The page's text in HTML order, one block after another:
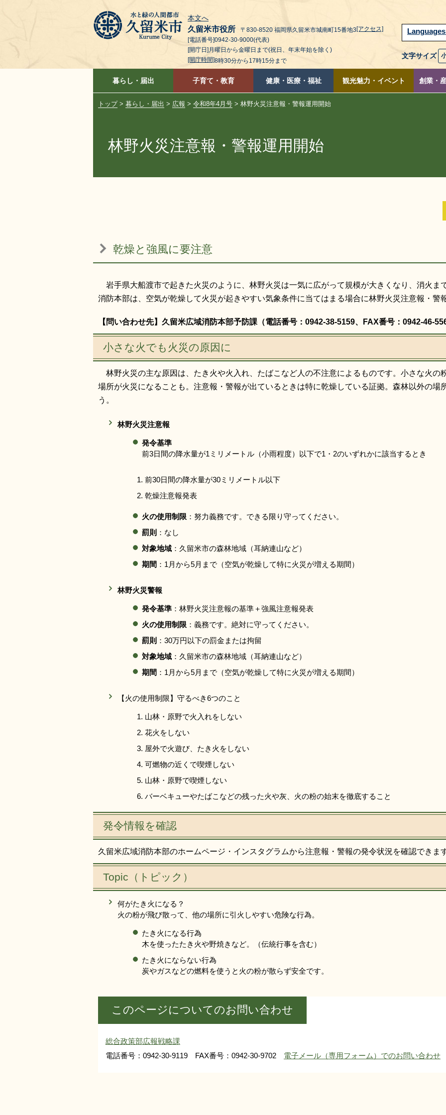
本文へ
久留米市役所 〒830-8520 福岡県久留米市城南町15番地3[アクセス]
[電話番号]0942-30-9000(代表)
[開庁日]月曜日から金曜日まで(祝日、年末年始を除く)
[開庁時間]8時30分から17時15分まで
文字サイズ
暮らし・届出 子育て・教育 健康・医療・福祉 観光魅力・イベント 創業・
トップ> 暮らし・届出 > 広報 > 令和8年4月号 > 林野火災注意報・警報運用開始
林野火災注意報・警報運用開始
乾燥と強風に要注意
岩手県大船渡市で起きた火災のように、林野火災は一気に広がって規模が大きくなり、消火ま
消防本部は、空気が乾燥して火災が起きやすい気象条件に当てはまる場合に林野火災注意報・警
【問い合わせ先】久留米広域消防本部予防課（電話番号：0942-38-5159、FAX番号：0942-46-
小さな火でも火災の原因に
林野火災の主な原因は、たき火や火入れ、たばこなど人の不注意によるものです。小さな火の
場所が火災になることも。注意報・警報が出ているときは特に乾燥している証拠。森林以外の場
う。
林野火災注意報
発令基準
前3日間の降水量が1ミリメートル（小雨程度）以下で1・2のいずれかに該当するとき
前30日間の降水量が30ミリメートル以下
乾燥注意報発表
火の使用制限 ：努力義務です。できる限り守ってください。
罰則 ：なし
対象地域 ：久留米市の森林地域（耳納連山など）
期間 ：1月から5月まで（空気が乾燥して特に火災が増える期間）
林野火災警報
発令基準 ：林野火災注意報の基準＋強風注意報発表
火の使用制限 ：義務です。絶対に守ってください。
罰則 ：30万円以下の罰金または拘留
対象地域 ：久留米市の森林地域（耳納連山など）
期間 ：1月から5月まで（空気が乾燥して特に火災が増える期間）
【火の使用制限】守るべき6つのこと
山林・原野で火入れをしない
花火をしない
屋外で火遊び、たき火をしない
可燃物の近くで喫煙しない
山林・原野で喫煙しない
バーベキューやたばこなどの残った火や灰、火の粉の始末を徹底すること
発令情報を確認
久留米広域消防本部のホームページ・インスタグラムから注意報・警報の発令状況を確認できま
Topic（トピック）
何がたき火になる？
火の粉が飛び散って、他の場所に引火しやすい危険な行為。
たき火になる行為
木を使ったたき火や野焼きなど。（伝統行事を含む）
たき火にならない行為
炭やガスなどの燃料を使うと火の粉が散らず安全です。
このページについてのお問い合わせ
総合政策部広報戦略課
電話番号：0942-30-9119 FAX番号：0942-30-9702 電子メール（専用フォーム）でのお問い合わせ